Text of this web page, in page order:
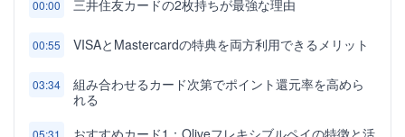
00:00 三井住友カードの2枚持ちが最強な理由
00:55 VISAとMastercardの特典を両方利用できるメリット
03:34
組み合わせるカード次第でポイント還元率を高めら
れる
05:31
おすすめカード1：Oliveフレキシブルペイの特徴と活